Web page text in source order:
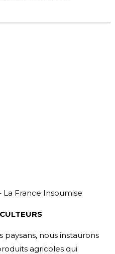
France Insoumise
nous instaurons
agricoles qui